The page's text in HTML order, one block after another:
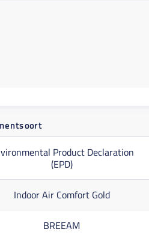
Product Declaration
(EPD)
Indoor Air Comfort Gold
BREEAM